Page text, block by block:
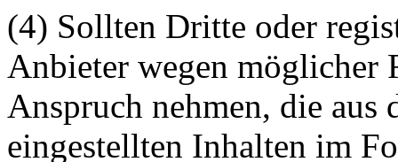
(4) Sollten Dritte oder
Anbieter wegen möglicher
Anspruch nehmen, die aus
eingestellten Inhalten im